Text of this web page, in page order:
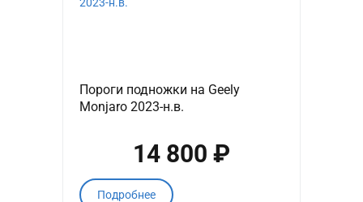
Пороги подножки на Geely
Monjaro 2023-н.в.
14 800 ₽
Подробнее